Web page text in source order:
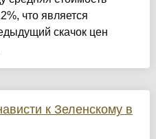
что является
скачок цен
к Зеленскому в